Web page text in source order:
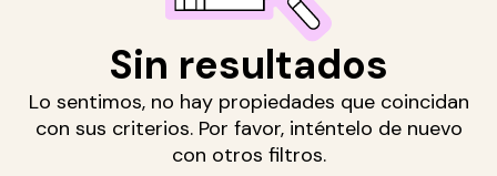
Sin resultados
Lo sentimos, no hay propiedades que coincidan
con sus criterios. Por favor, inténtelo de nuevo
con otros filtros.